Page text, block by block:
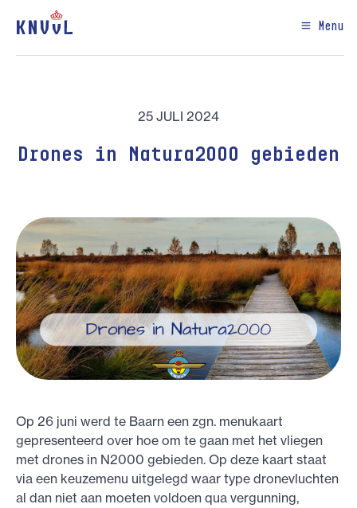
Menu
25 JULI 2024
Drones in Natura2000 gebieden
Op 26 juni werd te Baarn een zgn. menukaart
gepresenteerd over hoe om te gaan met het vliegen
met drones in N2000 gebieden. Op deze kaart staat
via een keuzemenu uitgelegd waar type dronevluchten
al dan niet aan moeten voldoen qua vergunning,